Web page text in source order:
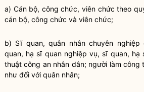
a) Cán bộ, công chức, viên chức theo
cán bộ, công chức và viên chức;
b) Sĩ quan, quân nhân chuyên
quan, hạ sĩ quan nghiệp vụ, sĩ quan, hạ
thuật công an nhân dân; người làm công
như đối với quân nhân;